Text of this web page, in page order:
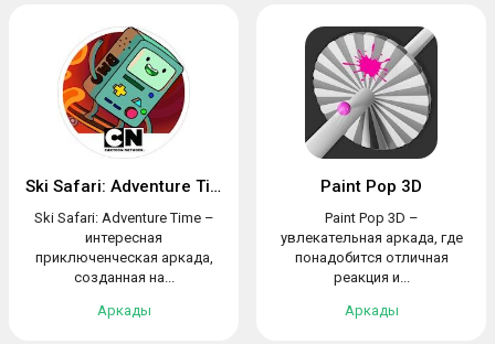
Ski Safari: Adventure Time
Ski Safari: Adventure Time –
интересная
приключенческая аркада,
созданная на...
Аркады
Paint Pop 3D
Paint Pop 3D –
увлекательная аркада, где
понадобится отличная
реакция и...
Аркады